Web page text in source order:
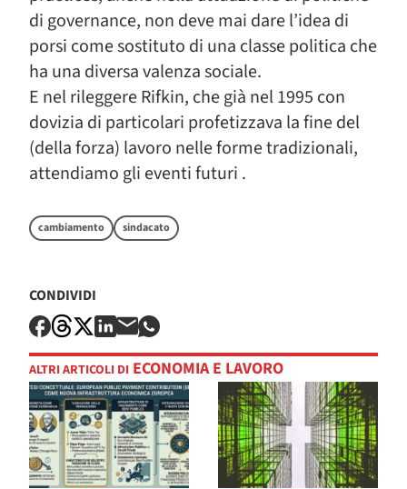
di governance, non deve mai dare l’idea di
porsi come sostituto di una classe politica che
ha una diversa valenza sociale.
E nel rileggere Rifkin, che già nel 1995 con
dovizia di particolari profetizzava la fine del
(della forza) lavoro nelle forme tradizionali,
attendiamo gli eventi futuri .
cambiamento sindacato
CONDIVIDI
ALTRI ARTICOLI DI ECONOMIA E LAVORO